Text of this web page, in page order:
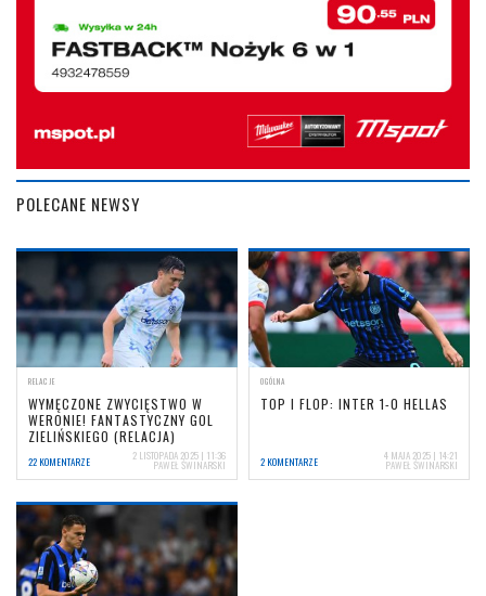
POLECANE NEWSY
RELACJE
WYMĘCZONE ZWYCIĘSTWO W
WERONIE! FANTASTYCZNY GOL
ZIELIŃSKIEGO (RELACJA)
22 KOMENTARZE 2 LISTOPADA 2025 | 11:36
PAWEŁ ŚWINARSKI
OGÓLNA
TOP I FLOP: INTER 1-0 HELLAS
2 KOMENTARZE 4 MAJA 2025 | 14:21
PAWEŁ ŚWINARSKI